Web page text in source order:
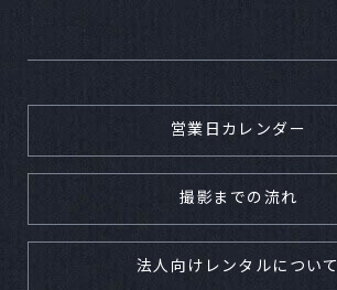
営業日カレンダー
撮影までの流れ
法人向けレンタルについて